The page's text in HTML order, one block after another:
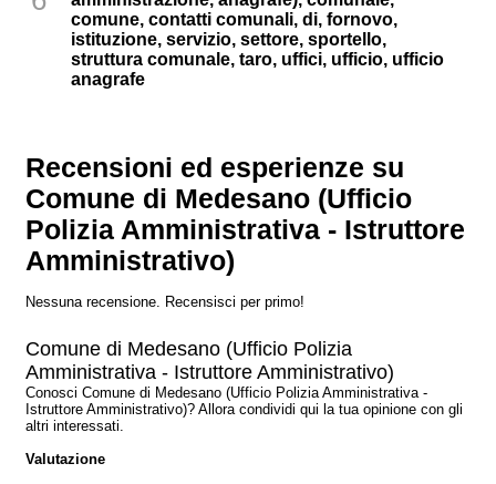
comune, contatti comunali, di, fornovo,
istituzione, servizio, settore, sportello,
struttura comunale, taro, uffici, ufficio, ufficio
anagrafe
Recensioni ed esperienze su
Comune di Medesano (Ufficio
Polizia Amministrativa - Istruttore
Amministrativo)
Nessuna recensione. Recensisci per primo!
Comune di Medesano (Ufficio Polizia
Amministrativa - Istruttore Amministrativo)
Conosci Comune di Medesano (Ufficio Polizia Amministrativa -
Istruttore Amministrativo)? Allora condividi qui la tua opinione con gli
altri interessati.
Valutazione